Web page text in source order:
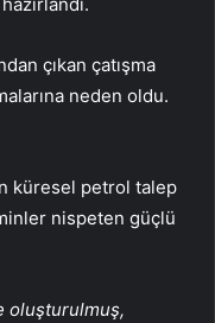
çıkan çatışma
neden oldu.
küresel petrol talep
nispeten güçlü
oluşturulmuş,